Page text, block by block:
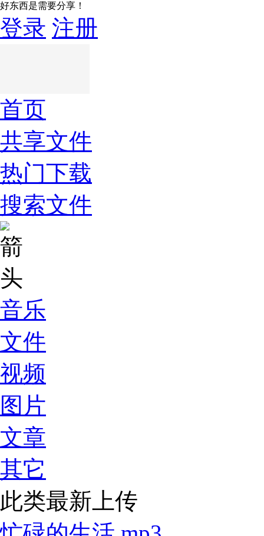
好东西是需要分享！
登录 注册
首页
共享文件
热门下载
搜索文件
音乐
文件
视频
图片
文章
其它
此类最新上传